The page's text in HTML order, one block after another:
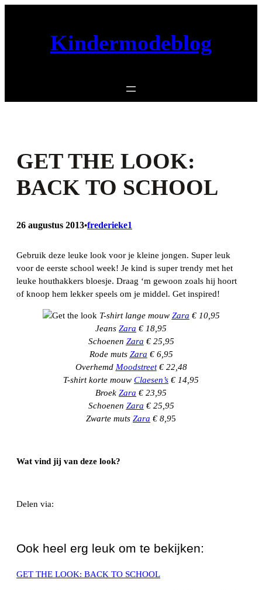
Kindermodeblog
GET THE LOOK:
BACK TO SCHOOL
26 augustus 2013•frederieke1
Gebruik deze leuke look voor je kleine jongen. Super leuk
voor de eerste school week! Je kind is super trendy met het
leuke houthakkers bloesje. Draag ‘m gewoon zoals hij hoort
of knoop hem lekker speels om je middel. Get inspired!
T-shirt lange mouw Zara € 10,95
Jeans Zara € 18,95
Schoenen Zara € 25,95
Rode muts Zara € 6,95
Overhemd Moodstreet€ 22,48
T-shirt korte mouw Claesen’s € 14,95
Broek Zara € 23,95
Schoenen Zara € 25,95
Zwarte muts Zara € 8,95
Wat vind jij van deze look?
Delen via:
Ook heel erg leuk om te bekijken:
GET THE LOOK: BACK TO SCHOOL